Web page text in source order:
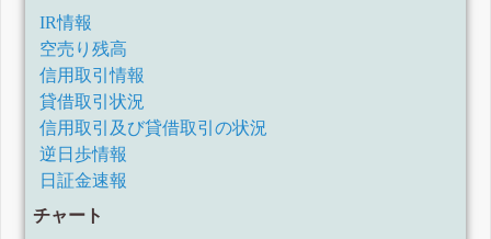
IR情報
空売り残高
信用取引情報
貸借取引状況
信用取引及び貸借取引の状況
逆日歩情報
日証金速報
チャート